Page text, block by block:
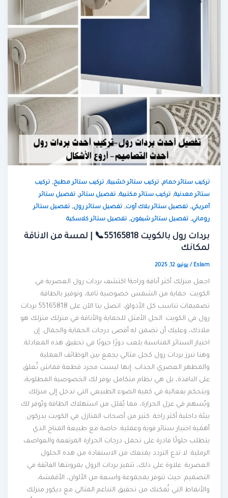
تركيب ستائر حمام,تركيب ستائر خشبية,تركيب ستائر مطبخ,تركيب
ستائر معدنية,تركيب ستائر مكتبية,تفصيل ستائر,تفصيل ستائر
أمريكي,تفصيل ستائر بلاك أوت,تفصيل ستائر رول,تفصيل ستائر
روماني,تفصيل ستائر شيفون,تفصيل ستائر كلاسكية
بردات رول بالكويت 55165818📞 | لمسة من الاناقة
لمكانك
Eslam
/يونيو 12, 2025
اجعل منزلك أكثر أناقة وراحة! اكتشف بردات رول العصرية في
الكويت. حماية من الشمس خصوصية تامة، وتوفير بالطاقة.
تصميمات تناسب كل الأذواق. اتصل بنا الآن على 55165818 بردات
رول في الكويت: الحل الأمثل للحماية والأناقة في منزلك منزلك هو
ملاذك، وعليك أن تضمن له أقصى درجات الحماية والجمال. إن
اختيار الستائر المناسبة يلعب دورًا حيويًا في تحقيق هذه المعادلة.
وهنا تبرز بردات رول كحل مثالي يجمع بين الوظائف العملية
والمظهر العصري الجذاب. إنها ليست مجرد قطعة قماش تُعلق
على النافذة، بل هي نظام متكامل يوفر لك الخصوصية المطلوبة،
ويتحكم بفعالية في كمية الضوء الطبيعي التي تدخل إلى منزلك.
ويُسهم في عزل الحرارة، مما يُقلل من استهلاك الطاقة ويُوفر لك
بيئة داخلية أكثر راحة. كثير من أصحاب المنازل في الكويت يدركون
أهمية اختيار ستائر قوية وعملية. خاصة مع طبيعة المناخ الذي
يتطلب حلولًا قادرة على تحمل درجات الحرارة المرتفعة والعواصف
الرملية. لا تدع التردد يمنعك من الاستفادة من هذه الحلول
العصرية. علاوة على ذلك، تتميز بردات الرول بمرونتها الفائقة في
التصميم. حيث تتوفر بمجموعة واسعة من الألوان، الأقمشة،
والأنماط التي تُمكنك من تحقيق التناغم المثالي مع ديكور منزلك